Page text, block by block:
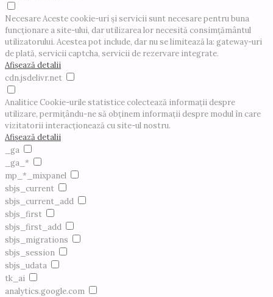
NecesareAceste cookie-uri și servicii sunt necesare pentru buna
funcționare a site-ului, dar utilizarea lor necesită consimțământul
utilizatorului. Acestea pot include, dar nu se limitează la: gateway-uri
de plată, servicii captcha, servicii de rezervare integrate.
Afișează detalii
cdn.jsdelivr.net
AnaliticeCookie-urile statistice colectează informații despre
utilizare, permițându-ne să obținem informații despre modul în care
vizitatorii interacționează cu site-ul nostru.
Afișează detalii
_ga
_ga_*
mp_*_mixpanel
sbjs_current
sbjs_current_add
sbjs_first
sbjs_first_add
sbjs_migrations
sbjs_session
sbjs_udata
tk_ai
analytics.google.com